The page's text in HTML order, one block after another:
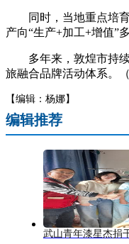
同时，当地重点培育“
产向“生产+加工+增值”
多年来，敦煌市持续
旅融合品牌活动体系。（
【编辑：杨娜】
编辑推荐
武山青年漆星杰捐